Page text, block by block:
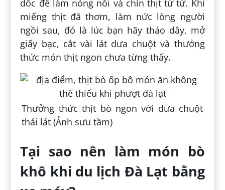
dốc để làm nóng nồi và chín thịt từ từ. Khi
miếng thịt đã thơm, làm nức lòng người
ngồi sau, đó là lúc bạn hãy tháo dây, mở
giấy bạc, cắt vài lát dưa chuột và thưởng
thức món thịt ngon chưa từng thấy.
Thưởng thức thịt bò ngon với dưa chuột
thái lát (Ảnh sưu tầm)
Tại sao nên làm món bò
khô khi du lịch Đà Lạt bằng